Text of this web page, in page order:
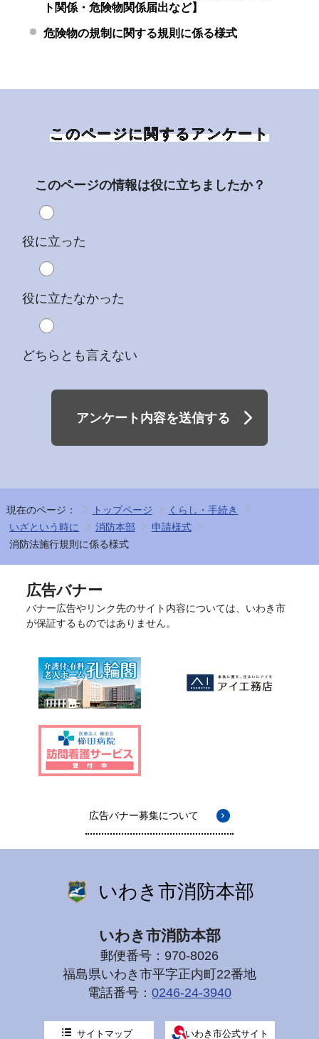
ト関係・危険物関係届出など】
危険物の規制に関する規則に係る様式
このページに関するアンケート
このページの情報は役に立ちましたか？
役に立った
役に立たなかった
どちらとも言えない
アンケート内容を送信する
現在のページ： トップページ
くらし・手続き
いざという時に
消防本部
申請様式
消防法施行規則に係る様式
広告バナー
バナー広告やリンク先のサイト内容については、いわき市
が保証するものではありません。
広告バナー募集について
いわき市消防本部
いわき市消防本部
郵便番号：970-8026
福島県いわき市平字正内町22番地
電話番号： 0246-24-3940
サイトマップ いわき市公式サイト